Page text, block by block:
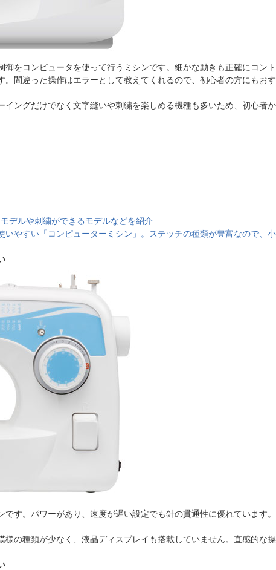
をコンピュータを使って行うミシンです。細かな動きも正確にコン
間違った操作はエラーとして教えてくれるので、初心者の方にもおす
ングだけでなく文字縫いや刺繍を楽しめる機種も多いため、初心者
デルや刺繍ができるモデルなどを紹介
やすい「コンピューターミシン」。ステッチの種類が豊富なので、
す。パワーがあり、速度が遅い設定でも針の貫通性に優れています
の種類が少なく、液晶ディスプレイも搭載していません。直感的な